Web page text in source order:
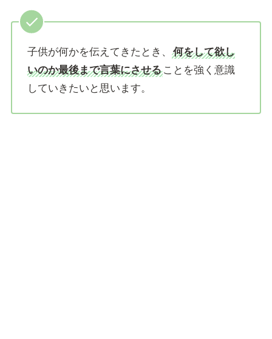
子供が何かを伝えてきたとき、何をして欲し
いのか最後まで言葉にさせることを強く意識
していきたいと思います。